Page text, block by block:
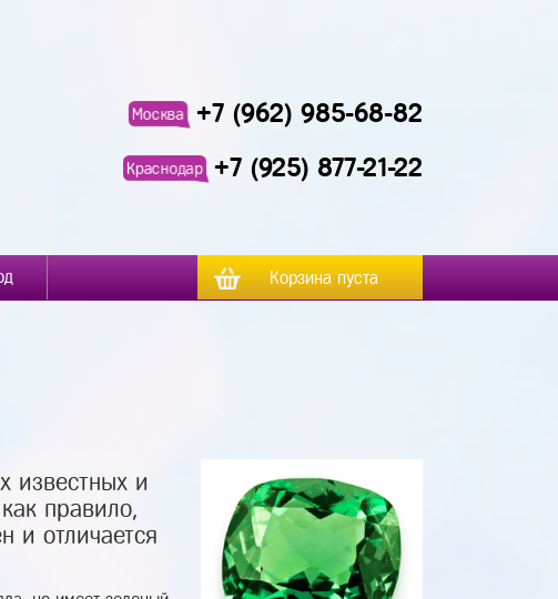
Москва +7 (962) 985-68-82
Краснодар +7 (925) 877-21-22
Корзина пуста
известных и
правило,
и отличается